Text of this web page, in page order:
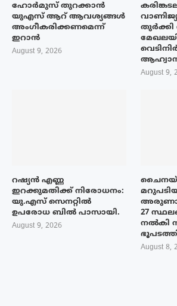
ഹോർമുസ് തുറക്കാൻ
യുഎസ് ആറ് ആവശ്യങ്ങൾ
അംഗീകരിക്കണമെന്ന്
ഇറാൻ
August 9, 2026
August 9,
റഷ്യൻ എണ്ണ
ഇറക്കുമതിക്ക് നിരോധനം:
യു.എസ് സെനറ്റിൽ
ഉപരോധ ബിൽ പാസായി.
August 9, 2026
27
നൽകി
August 8,